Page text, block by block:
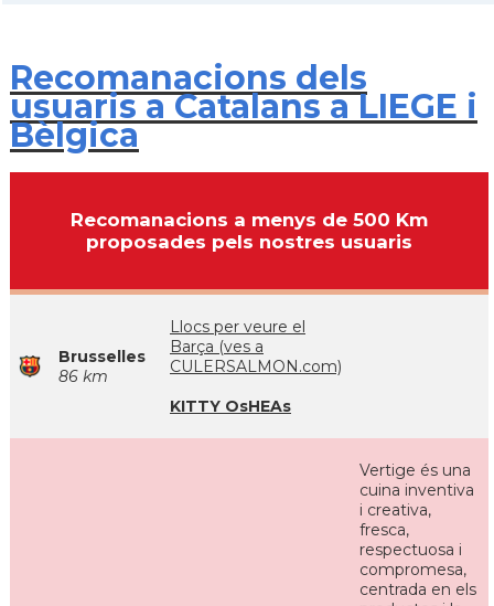
Recomanacions dels
usuaris a Catalans a LIEGE i
Bèlgica
Recomanacions a menys de 500 Km
proposades pels nostres usuaris
Brusselles
86 km
Llocs per veure el
Barça (ves a
CULERSALMON.com)
KITTY OsHEAs
Vertige és una
cuina inventiva
i creativa,
fresca,
respectuosa i
compromesa,
centrada en els